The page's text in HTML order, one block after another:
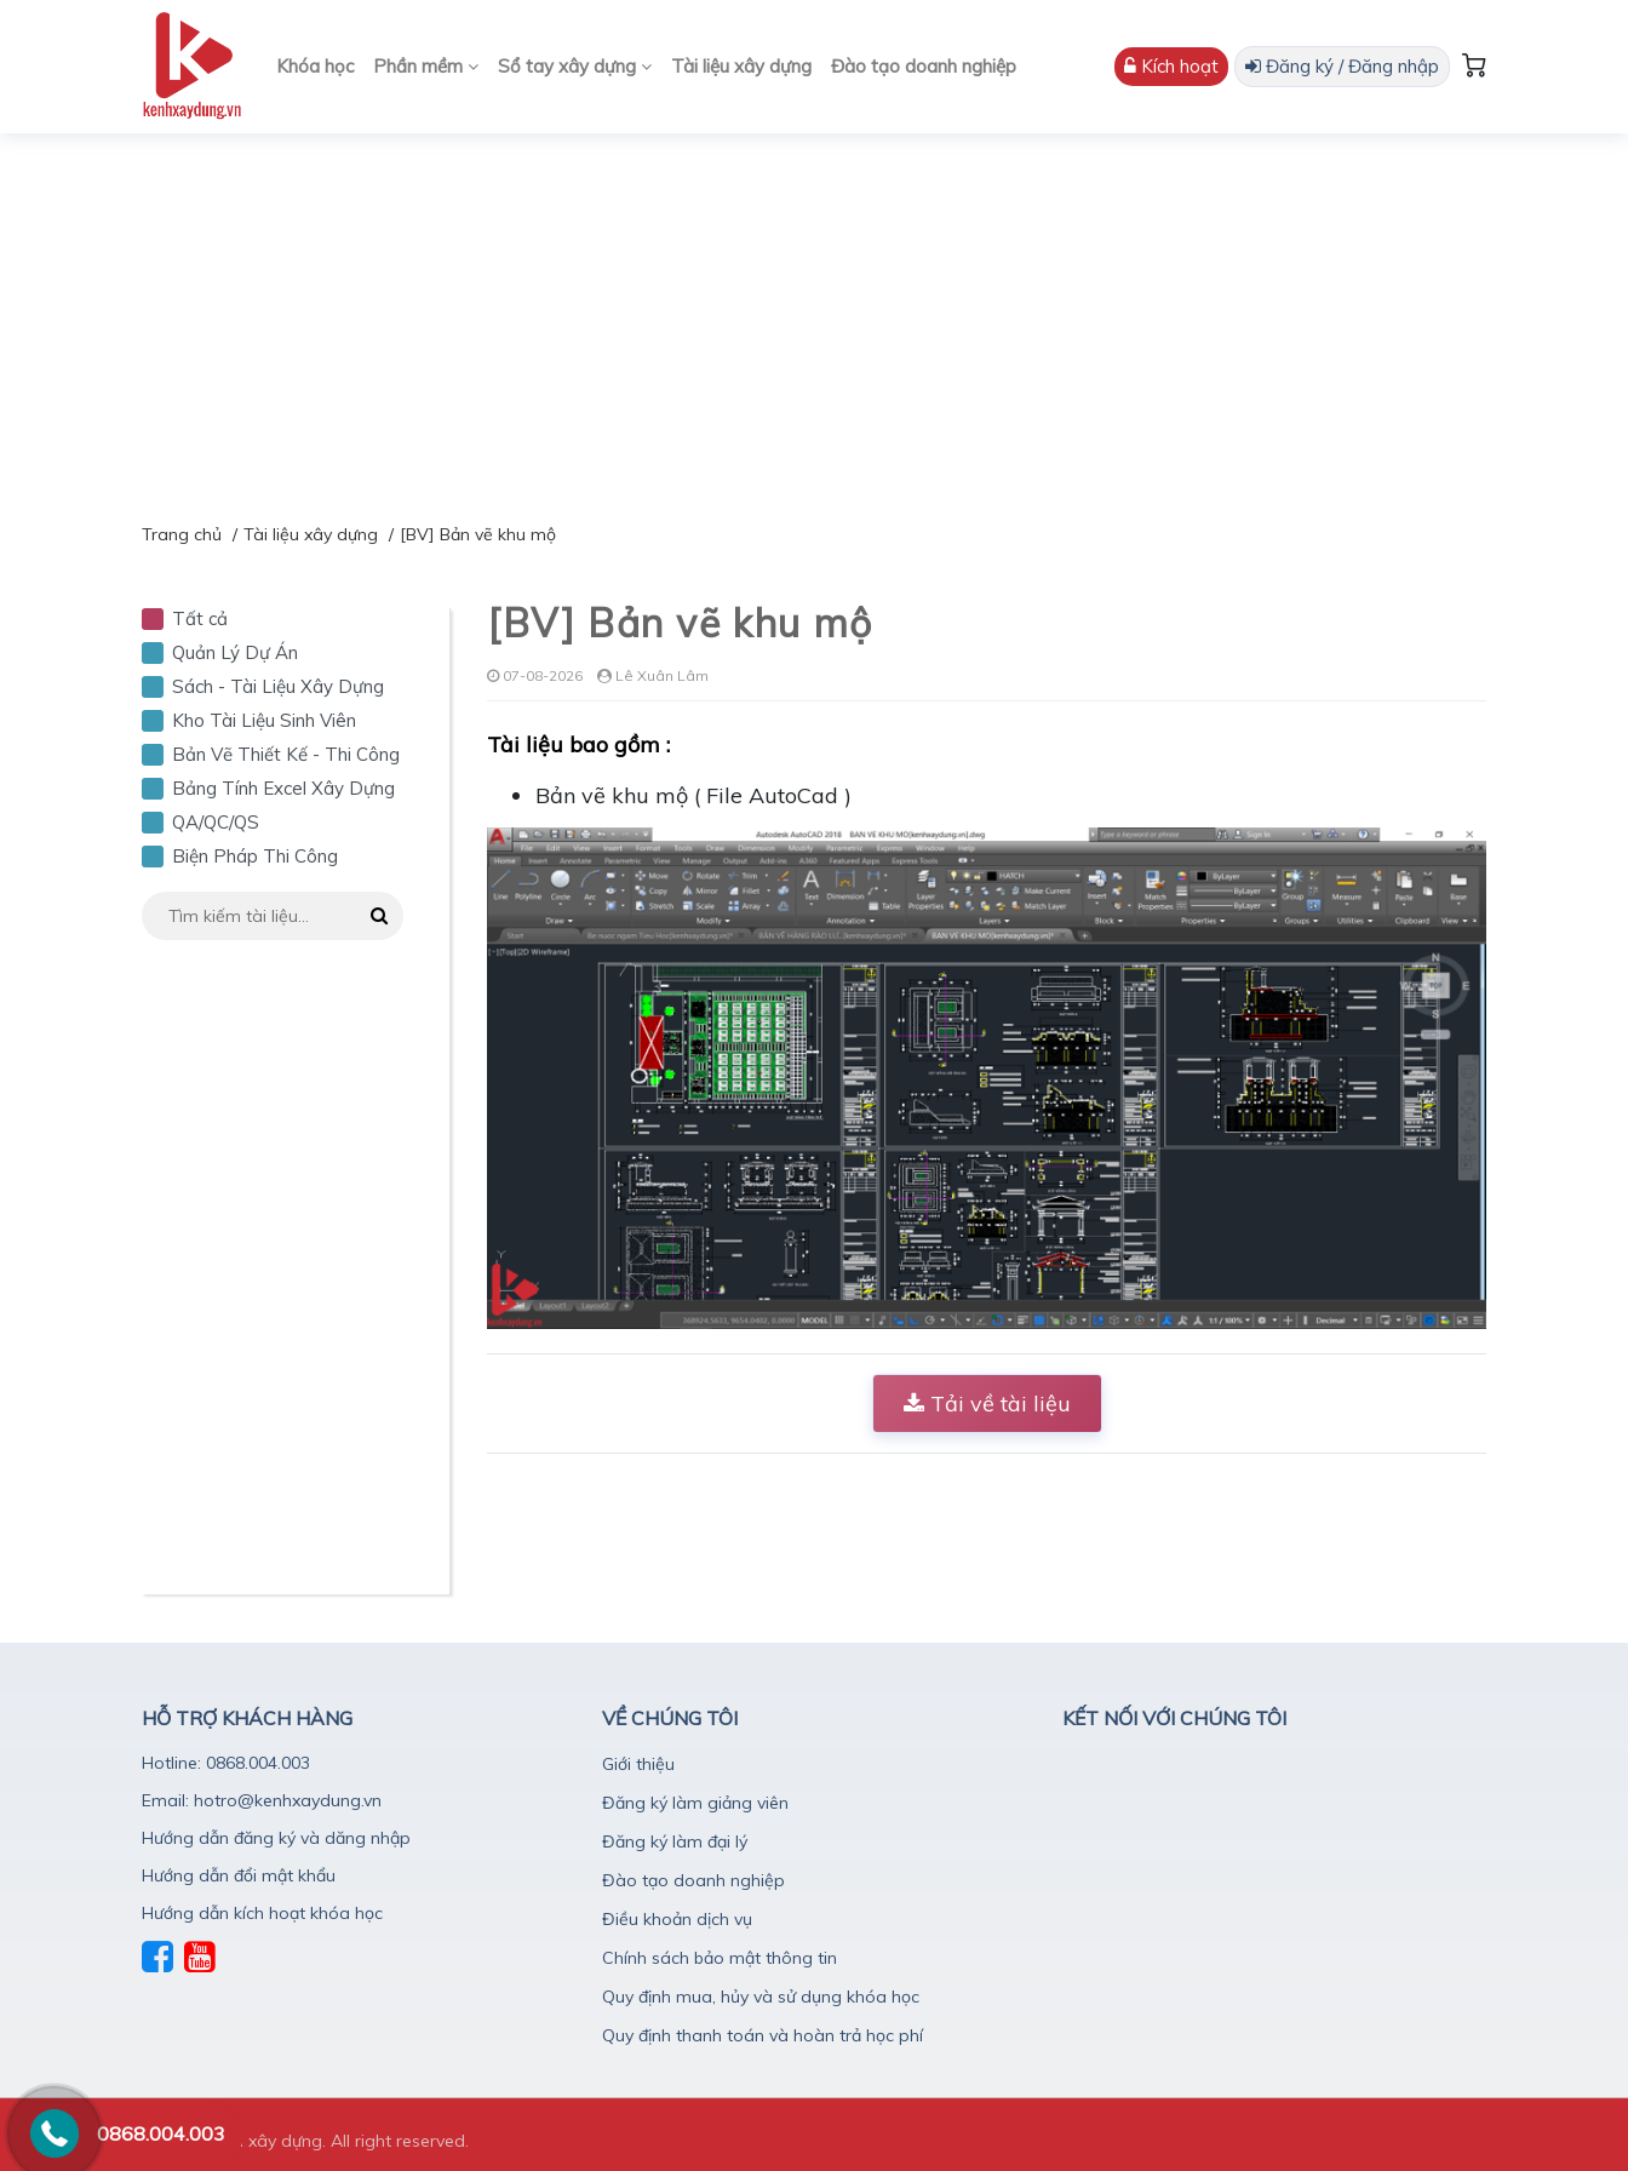
Khóa học Phần mềm Sổ tay xây dựng Tài liệu xây dựng Đào tạo doanh nghiệp Kích hoạt Đăng ký / Đăng nhập
Trang chủ Tài liệu xây dựng [BV] Bản vẽ khu mộ
Tất cả
Quản Lý Dự Án
Sách - Tài Liệu Xây Dựng
Kho Tài Liệu Sinh Viên
Bản Vẽ Thiết Kế - Thi Công
Bảng Tính Excel Xây Dựng
QA/QC/QS
Biện Pháp Thi Công
[BV] Bản vẽ khu mộ
07-08-2026 Lê Xuân Lâm
Tài liệu bao gồm :
Bản vẽ khu mộ ( File AutoCad )
Tải về tài liệu
HỖ TRỢ KHÁCH HÀNG
Hotline: 0868.004.003
Email: hotro@kenhxaydung.vn
Hướng dẫn đăng ký và dăng nhập
Hướng dẫn đổi mật khẩu
Hướng dẫn kích hoạt khóa học
VỀ CHÚNG TÔI
Giới thiệu
Đăng ký làm giảng viên
Đăng ký làm đại lý
Đào tạo doanh nghiệp
Điều khoản dịch vụ
Chính sách bảo mật thông tin
Quy định mua, hủy và sử dụng khóa học
Quy định thanh toán và hoàn trả học phí
KẾT NỐI VỚI CHÚNG TÔI
© 2020 Kênh xây dựng. All right reserved.
0868.004.003